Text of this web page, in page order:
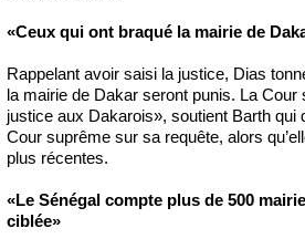
«Ceux qui ont braqué la mairie de
Rappelant avoir saisi la justice, Dias
la mairie de Dakar seront punis. La Cour
justice aux Dakarois», soutient Barth qui
Cour suprême sur sa requête, alors
plus récentes.
«Le Sénégal compte plus de 500
ciblée»